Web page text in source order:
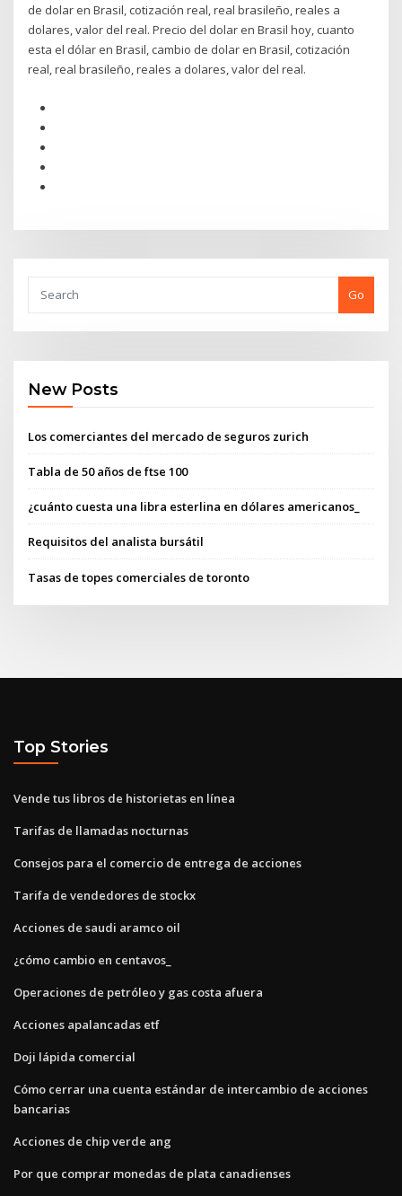
de dolar en Brasil, cotización real, real brasileño, reales a
dolares, valor del real. Precio del dolar en Brasil hoy, cuanto
esta el dólar en Brasil, cambio de dolar en Brasil, cotización
real, real brasileño, reales a dolares, valor del real.
Go
New Posts
Los comerciantes del mercado de seguros zurich
Tabla de 50 años de ftse 100
¿cuánto cuesta una libra esterlina en dólares americanos_
Requisitos del analista bursátil
Tasas de topes comerciales de toronto
Top Stories
Vende tus libros de historietas en línea
Tarifas de llamadas nocturnas
Consejos para el comercio de entrega de acciones
Tarifa de vendedores de stockx
Acciones de saudi aramco oil
¿cómo cambio en centavos_
Operaciones de petróleo y gas costa afuera
Acciones apalancadas etf
Doji lápida comercial
Cómo cerrar una cuenta estándar de intercambio de acciones
bancarias
Acciones de chip verde ang
Por que comprar monedas de plata canadienses